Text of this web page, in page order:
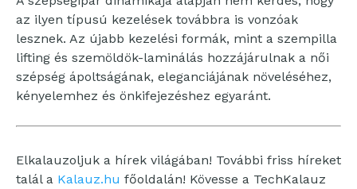
az ilyen típusú kezelések továbbra is vonzóak
lesznek. Az újabb kezelési formák, mint a szempilla
lifting és szemöldök-laminálás hozzájárulnak a női
szépség ápoltságának, eleganciájának növeléséhez,
kényelemhez és önkifejezéshez egyaránt.
Elkalauzoljuk a hírek világában! További friss híreket
talál a Kalauz.hu főoldalán! Kövesse a TechKalauz